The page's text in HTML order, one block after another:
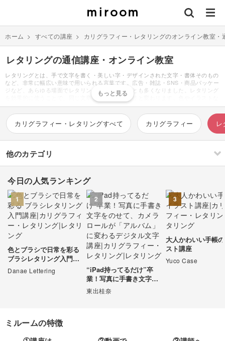
ホーム > すべての講座 > カリグラフィー・レタリングのオンライン教室・
レタリングの通信講座・オンライン教室
レタリングとは、手で文字を書く・美しい字・デザインされた文字・書体そのもの
など、非常に幅広い意味で用いられる言葉です。広告・雑誌・SNS・商品パッケー
ジなど、あらゆる場面でレタリングを目にすることも多くなりました。レタリング
を効果的に使うことで、同じ文章でも印象がガラリと変わります。色やイラストな
どと同様、カリグラフィーはデザインの印象を決める大きな要素の一つと言って良
いでしょう。おもに中学１年の美術の授業で、レタリングの書き方の基礎を学習し
ます。基本的な点画が含まれる漢字の「永」「村」などを、まずは練習することが
多いです。学んだことを応用すれば、アルファベット・数字を書くことも可能。ま
ずは正方形の枠組みを書き、その中に隙間なく文字を書きます。これを「ベタ組」
と呼んでいます。ゴシック体・明朝体など、それぞれの字体のルールに基づき、見
本を見ながら枠の中に書いていきます。いきなり輪郭を書くのではなく、まずは骨
組み、次に肉付けと、一つずつの工程を踏んでいきます。肉付けまでできたら、輪
郭線は定規を使用し濃く輪郭を縁取りましょう。最後は、輪郭をはみ出さないよう
が、授業では黒く濃く塗りつぶす練習をします。このように紙やボールペンなどで
書くイメージのあったレタリングですが、近年ではデジタルでも楽しめるようにな
ってきました。例えば、iPadアプリ「プロクリエイト」を使えば、手書きよりも簡
単におしゃれな文字が書けると人気があります。ガイドラインの表示・様々な種類
のブラシ・レイヤーを使ったなぞり書きなど、沢山の便利な機能が揃っています。
無料で使える「フォントアプリ」も非常に人気が高いです。難しい操作もなく、自
動でトリミング・ぼかし・レタリング文字の挿入ができます。誰でも簡単に、画像
をお洒落に加工が可能です。意識することは少ないかもしれませんが、レタリング
は自然と生活の中に溶け込んでいます。SNSの画像・街に貼られているポスターな
どに使われ、目にしない日は無いでしょう。視点を変えれば、レタリングができれ
ば自由に様々な作品を制作できるということです。大人の趣味としてはもちろん、
ポップやロゴ制作など実用的に活用できる場面も多いので、ぜひチャレンジしてみ
てはいかがでしょうか。
カリグラフィー・レタリングすべて カリグラフィー
他のカテゴリ
刺繍
すべて
伝統刺繍
その他刺繍
刺し子
すべて
棒針編み
かぎ針編み
マクラメ
ソーイング
すべて
パッチワーク
和裁
イラスト・絵画
すべて
デッサン
アクリル絵の具
ミニチュア・クレイ
クラフト ドール
ネイル検定
アクセサリー
プラバンアクセサリー
絵付け・ペインティ
今日の人気ランキング
1
色とブラシで日常を彩る
ブラシレタリング入門講
座
Danae Lettering
2
“iPad持ってるだけ”卒
業！写真に手書き文字を
のせて、カメラロールが
「アルバム」に変わるデ
東出桂奈
3
大人かわいい手帳
スト講座
Yuco Case
ミルームの特徴